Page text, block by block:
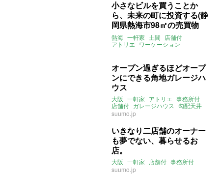
小さなビルを買うことか
ら、未来の町に投資する(静
岡県熱海市98㎡の売買物
件)
熱海 一軒家 土間
店舗付
アトリエ ワーケーション
オープン過ぎるほどオープ
ンにできる角地ガレージハ
ウス
大阪 一軒家 アトリエ 事務所付
店舗付 ガレージハウス 勾配天井
suumo.jp
いきなり二店舗のオーナー
も夢でない、暮らせるお
店。
大阪 一軒家 店舗付 事務所付
suumo.jp